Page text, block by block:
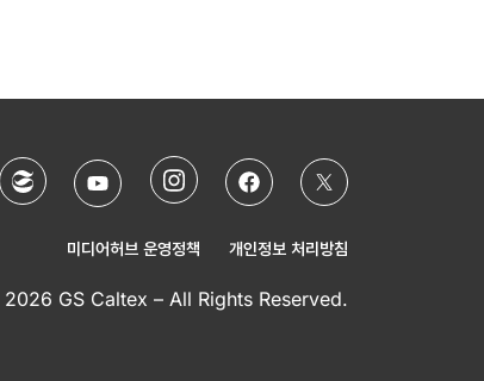
미디어허브 운영정책 개인정보 처리방침
GS Caltex – All Rights Reserved.